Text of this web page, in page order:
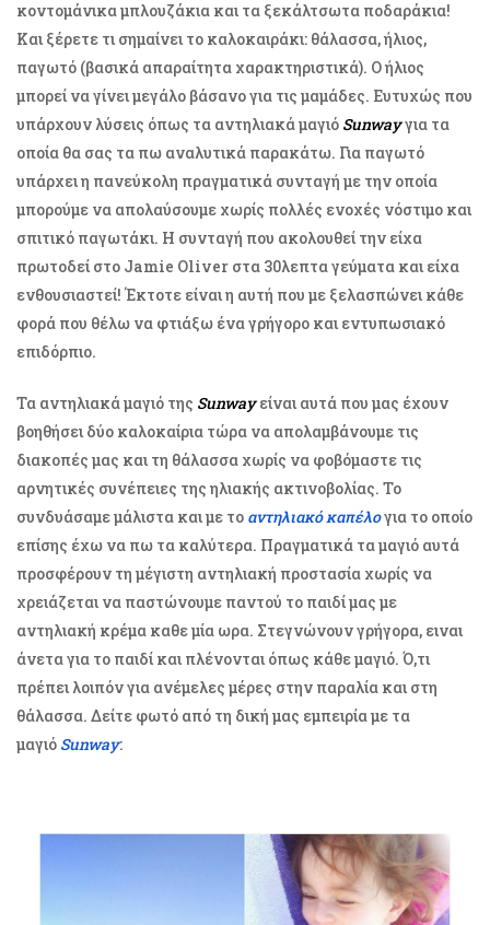
κοντομάνικα μπλουζάκια και τα ξεκάλτσωτα ποδαράκια!
Και ξέρετε τι σημαίνει το καλοκαιράκι: θάλασσα, ήλιος,
παγωτό (βασικά απαραίτητα χαρακτηριστικά). Ο ήλιος
μπορεί να γίνει μεγάλο βάσανο για τις μαμάδες. Ευτυχώς που
υπάρχουν λύσεις όπως τα αντηλιακά μαγιό Sunwayγια τα
οποία θα σας τα πω αναλυτικά παρακάτω. Για παγωτό
υπάρχει η πανεύκολη πραγματικά συνταγή με την οποία
μπορούμε να απολαύσουμε χωρίς πολλές ενοχές νόστιμο και
σπιτικό παγωτάκι. H συνταγή που ακολουθεί την είχα
πρωτοδεί στο Jamie Oliver στα 30λεπτα γεύματα και είχα
ενθουσιαστεί! Έκτοτε είναι η αυτή που με ξελασπώνει κάθε
φορά που θέλω να φτιάξω ένα γρήγορο και εντυπωσιακό
επιδόρπιο.
Τα αντηλιακά μαγιό της Sunway είναι αυτά που μας έχουν
βοηθήσει δύο καλοκαίρια τώρα να απολαμβάνουμε τις
διακοπές μας και τη θάλασσα χωρίς να φοβόμαστε τις
αρνητικές συνέπειες της ηλιακής ακτινοβολίας. Το
συνδυάσαμε μάλιστα και με το αντηλιακό καπέλογια το οποίο
επίσης έχω να πω τα καλύτερα. Πραγματικά τα μαγιό αυτά
προσφέρουν τη μέγιστη αντηλιακή προστασία χωρίς να
χρειάζεται να παστώνουμε παντού το παιδί μας με
αντηλιακή κρέμα καθε μία ωρα. Στεγνώνουν γρήγορα, ειναι
άνετα για το παιδί και πλένονται όπως κάθε μαγιό. Ό,τι
πρέπει λοιπόν για ανέμελες μέρες στην παραλία και στη
θάλασσα. Δείτε φωτό από τη δική μας εμπειρία με τα
μαγιό Sunway: